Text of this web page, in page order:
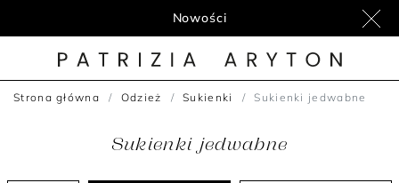
Nowości
Strona główna Odzież Sukienki Sukienki jedwabne
Sukienki jedwabne